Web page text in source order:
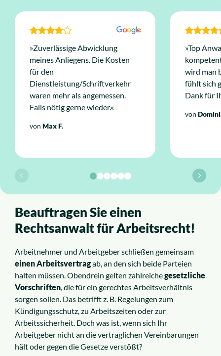
»Zuverlässige Abwicklung
meines Anliegens. Die Kosten
für den
Dienstleistung/Schriftverkehr
waren mehr als angemessen.
Falls nötig gerne wieder.«
von Max F.
»Top
wird man
fühlt sich
Dank für
von
Beauftragen Sie einen
Rechtsanwalt für Arbeitsrecht!
Arbeitnehmer und Arbeitgeber schließen gemeinsam
einen Arbeitsvertragab, an den sich beide Parteien
halten müssen. Obendrein gelten zahlreichegesetzliche
Vorschriften, die für ein gerechtes Arbeitsverhältnis
sorgen sollen. Das betrifft z. B. Regelungen zum
Kündigungsschutz, zu Arbeitszeiten oder zur
Arbeitssicherheit. Doch was ist, wenn sich Ihr
Arbeitgeber nicht an die vertraglichen Vereinbarungen
hält oder gegen die Gesetze verstößt?